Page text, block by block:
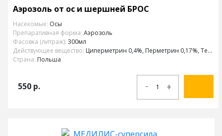
Аэрозоль от ос и шершней БРОС
Насекомые: Осы
Препаративная форма: Аэрозоль
Фасовка (литраж): 300мл
Действующее вещество: Циперметрин 0,4%, Перметрин 0,17%, Тетраметрин 0,17%, Пиперонилбутоксид 1,35%
Страна: Польша
550 р. - +